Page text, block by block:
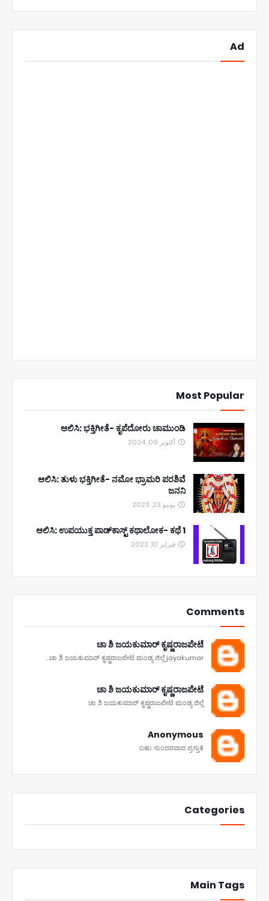
Ad
Most Popular
ಆಲಿಸಿ: ಭಕ್ತಿಗೀತೆ- ಕೃಪೆದೋರು ಚಾಮುಂಡಿ
أكتوبر 09, 2024
ಆಲಿಸಿ: ತುಳು ಭಕ್ತಿಗೀತೆ- ನಮೋ ಭ್ರಾಮರಿ ಪರಶಿವೆ
ಜನನಿ
يونيو 23, 2023
ಆಲಿಸಿ: ಉಪಯುಕ್ತ ಪಾಡ್‌ಕಾಸ್ಟ್‌ ಕಥಾಲೋಕ- ಕಥೆ 1
فبراير 10, 2023
Comments
ಚಾ ಶಿ ಜಯಕುಮಾರ್ ಕೃಷ್ಣರಾಜಪೇಟೆ
ಚಾ ಶಿ ಜಯಕುಮಾರ್ ಕೃಷ್ಣರಾಜಪೇಟೆ ಮಂಡ್ಯ ಜಿಲ್ಲೆ jayakumar...
ಚಾ ಶಿ ಜಯಕುಮಾರ್ ಕೃಷ್ಣರಾಜಪೇಟೆ
ಚಾ ಶಿ ಜಯಕುಮಾರ್ ಕೃಷ್ಣರಾಜಪೇಟೆ ಮಂಡ್ಯ ಜಿಲ್ಲೆ
Anonymous
ಬಹು ಸುಂದರವಾದ ಪ್ರಸ್ತುತಿ
Categories
Main Tags